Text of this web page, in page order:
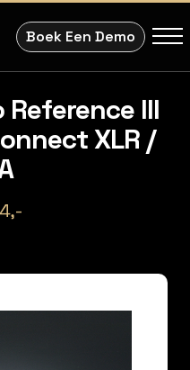
Boek Een Demo
III
XLR /